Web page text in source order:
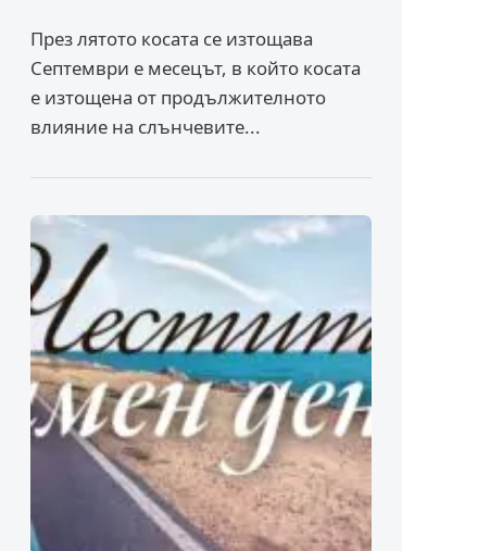
През лятото косата се изтощава
Септември е месецът, в който косата
е изтощена от продължителното
влияние на слънчевите...